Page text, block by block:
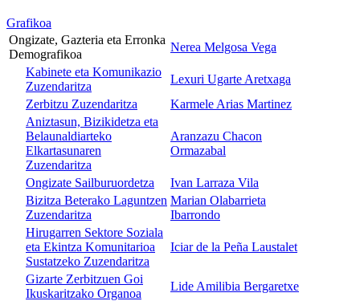
Grafikoa
Ongizate, Gazteria eta Erronka
Demografikoa
Nerea Melgosa Vega
Kabinete eta Komunikazio
Zuzendaritza
Lexuri Ugarte Aretxaga
Zerbitzu Zuzendaritza
Karmele Arias Martinez
Aniztasun, Bizikidetza eta
Belaunaldiarteko
Elkartasunaren
Zuzendaritza
Aranzazu Chacon
Ormazabal
Ongizate Sailburuordetza
Ivan Larraza Vila
Bizitza Beterako Laguntzen
Zuzendaritza
Marian Olabarrieta
Ibarrondo
Hirugarren Sektore Soziala
eta Ekintza Komunitarioa
Sustatzeko Zuzendaritza
Iciar de la Peña Laustalet
Gizarte Zerbitzuen Goi
Ikuskaritzako Organoa
Lide Amilibia Bergaretxe